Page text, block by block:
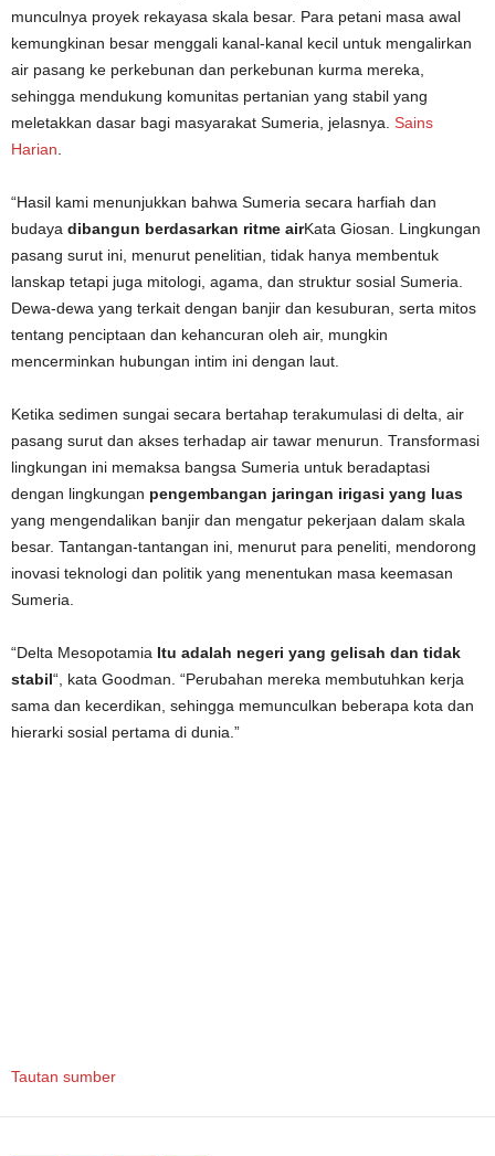
munculnya proyek rekayasa skala besar. Para petani masa awal
kemungkinan besar menggali kanal-kanal kecil untuk mengalirkan
air pasang ke perkebunan dan perkebunan kurma mereka,
sehingga mendukung komunitas pertanian yang stabil yang
meletakkan dasar bagi masyarakat Sumeria, jelasnya. Sains
Harian
“Hasil kami menunjukkan bahwa Sumeria secara harfiah dan
budaya dibangun berdasarkan ritme airKata Giosan. Lingkungan
pasang surut ini, menurut penelitian, tidak hanya membentuk
lanskap tetapi juga mitologi, agama, dan struktur sosial Sumeria.
Dewa-dewa yang terkait dengan banjir dan kesuburan, serta mitos
tentang penciptaan dan kehancuran oleh air, mungkin
mencerminkan hubungan intim ini dengan laut.
Ketika sedimen sungai secara bertahap terakumulasi di delta, air
pasang surut dan akses terhadap air tawar menurun. Transformasi
lingkungan ini memaksa bangsa Sumeria untuk beradaptasi
dengan lingkungan pengembangan jaringan irigasi yang luas
yang mengendalikan banjir dan mengatur pekerjaan dalam skala
besar. Tantangan-tantangan ini, menurut para peneliti, mendorong
inovasi teknologi dan politik yang menentukan masa keemasan
Sumeria.
“Delta Mesopotamia Itu adalah negeri yang gelisah dan tidak
stabil“, kata Goodman. “Perubahan mereka membutuhkan kerja
sama dan kecerdikan, sehingga memunculkan beberapa kota dan
hierarki sosial pertama di dunia.”
Tautan sumber